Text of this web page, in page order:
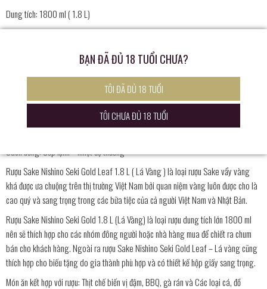
Dung tích: 1800 ml ( 1.8 L)
Xuất xứ: Nishiyama – Nhật Bản
Gạo: Hattan – Nishiki, Hino Hikari
Phần trăm gạo sau khi mài: 60%
Cách uống: Ướp lạnh – nhiệt độ thường
Rượu Sake Nishino Seki Gold Leaf 1.8 L ( Lá Vàng ) là loại rượu Sake vẩy vàng
khá được ưa chuộng trên thị trường Việt Nam bởi quan niệm vàng luôn được cho là
cao quý và sang trọng trong các bữa tiệc của cả người Việt Nam và Nhật Bản.
Rượu Sake Nishino Seki Gold 1.8 L (Lá Vàng) là loại rượu dung tích lớn 1800 ml
nên sẽ thích hợp cho các nhóm đông người hoặc nhà hàng mua để chiết ra chum
bán cho khách hàng. Ngoài ra rượu Sake Nishino Seki Gold Leaf – Lá vàng cũng
thích hợp cho biếu tặng do gia thành phù hợp và có thiết kế hộp giấy sang trọng.
Món ăn kết hợp với rượu: Thịt chế biến vị đậm, BBQ, gà rán và Các loại cá, đồ
BẠN ĐÃ ĐỦ 18 TUỔI CHƯA?
TÔI ĐÃ ĐỦ 18 TUỔI
TÔI CHƯA ĐỦ 18 TUỔI